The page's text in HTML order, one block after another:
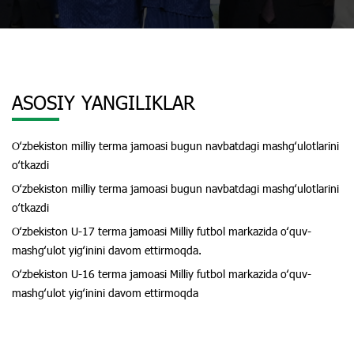
ASOSIY YANGILIKLAR
Oʻzbekiston milliy terma jamoasi bugun navbatdagi mashgʻulotlarini
oʻtkazdi
Oʻzbekiston milliy terma jamoasi bugun navbatdagi mashgʻulotlarini
oʻtkazdi
Oʻzbekiston U-17 terma jamoasi Milliy futbol markazida oʻquv-
mashgʻulot yigʻinini davom ettirmoqda.
Oʻzbekiston U-16 terma jamoasi Milliy futbol markazida oʻquv-
mashgʻulot yigʻinini davom ettirmoqda